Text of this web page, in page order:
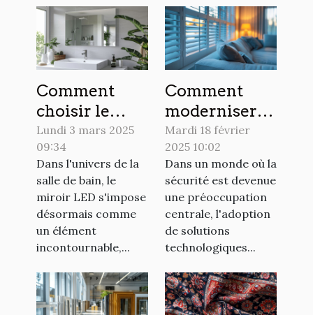
Comment
choisir le
miroir LED
idéal pour
votre salle de
bain
Lundi 3 mars 2025
09:34
Dans l'univers de la
salle de bain, le
miroir LED s'impose
désormais comme
un élément
incontournable,...
Comment
moderniser
votre sécurité
domestique
avec des
volets
électriques
Mardi 18 février
2025 10:02
Dans un monde où la
sécurité est devenue
une préoccupation
centrale, l'adoption
de solutions
technologiques...